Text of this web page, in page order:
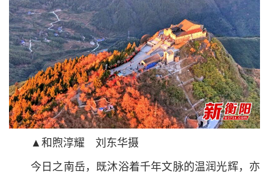
▲和煦淳耀 刘东华摄
今日之南岳，既沐浴着千年文脉的温润光辉，亦